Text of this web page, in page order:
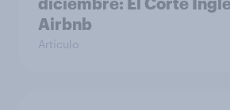
Airbnb
Artículo